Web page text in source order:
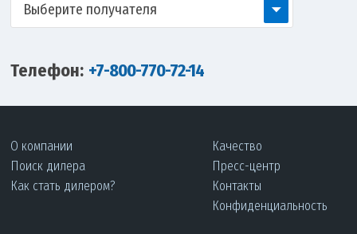
Выберите получателя
Телефон: +7-800-770-72-14
О компании
Поиск дилера
Как стать дилером?
Качество
Пресс-центр
Контакты
Конфиденциальность